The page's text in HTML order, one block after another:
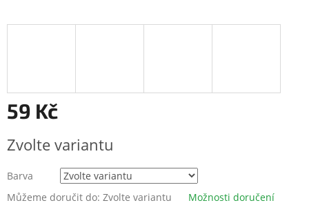
59 Kč
cena:
Zvolte variantu
Barva
Můžeme doručit do: Zvolte variantu Možnosti doručení